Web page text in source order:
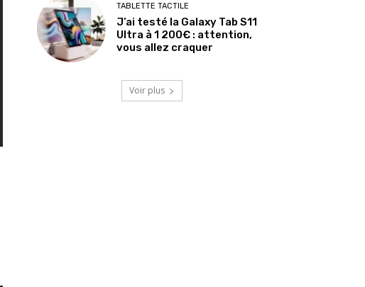
TABLETTE TACTILE
J’ai testé la Galaxy Tab S11
Ultra à 1 200€ : attention,
vous allez craquer
Voir plus